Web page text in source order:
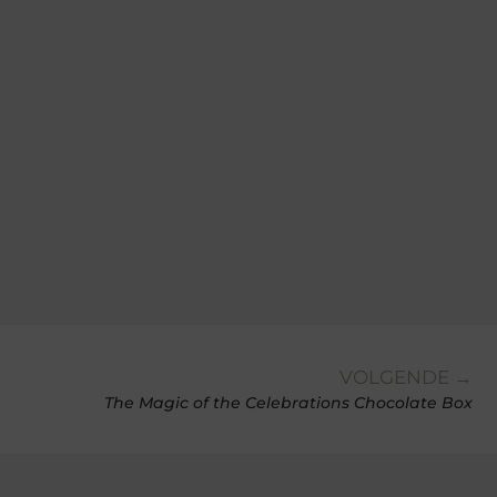
VOLGENDE →
The Magic of the Celebrations Chocolate Box